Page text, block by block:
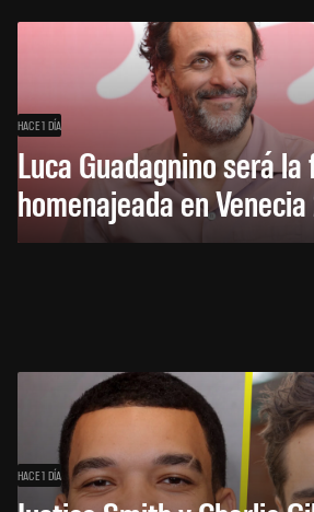
HACE 1 DÍA
Luca Guadagnino será
homenajeada en
HACE 1 DÍA